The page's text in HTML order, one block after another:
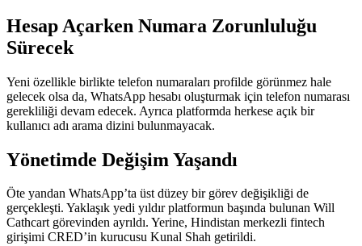
Hesap Açarken Numara Zorunluluğu
Sürecek
Yeni özellikle birlikte telefon numaraları profilde görünmez hale
gelecek olsa da, WhatsApp hesabı oluşturmak için telefon numarası
gerekliliği devam edecek. Ayrıca platformda herkese açık bir
kullanıcı adı arama dizini bulunmayacak.
Yönetimde Değişim Yaşandı
Öte yandan WhatsApp’ta üst düzey bir görev değişikliği de
gerçekleşti. Yaklaşık yedi yıldır platformun başında bulunan Will
Cathcart görevinden ayrıldı. Yerine, Hindistan merkezli fintech
girişimi CRED’in kurucusu Kunal Shah getirildi.